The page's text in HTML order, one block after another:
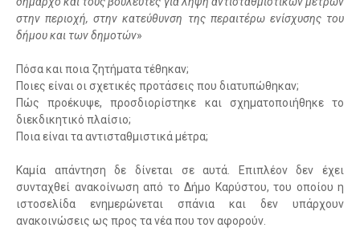
στην περιοχή, στην κατεύθυνση της περαιτέρω ενίσχυσης του
δήμου και των δημοτών»
Πόσα και ποια ζητήματα τέθηκαν;
Ποιες είναι οι σχετικές προτάσεις που διατυπώθηκαν;
Πώς προέκυψε, προσδιορίστηκε και σχηματοποιήθηκε το
διεκδικητικό πλαίσιο;
Ποια είναι τα αντισταθμιστικά μέτρα;
Καμία απάντηση δε δίνεται σε αυτά. Επιπλέον δεν έχει
συνταχθεί ανακοίνωση από το Δήμο Καρύστου, του οποίου η
ιστοσελίδα ενημερώνεται σπάνια και δεν υπάρχουν
ανακοινώσεις ως προς τα νέα που τον αφορούν.